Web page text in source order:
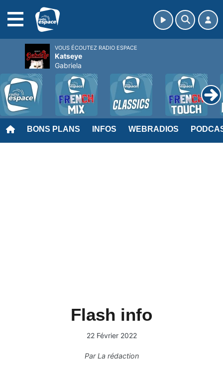
BONS PLANS INFOS WEBRADIOS
Flash info
22 Février 2022
ParLa rédaction
VOUS ÉCOUTEZ RADIO ESPACE
Katseye
Gabriela